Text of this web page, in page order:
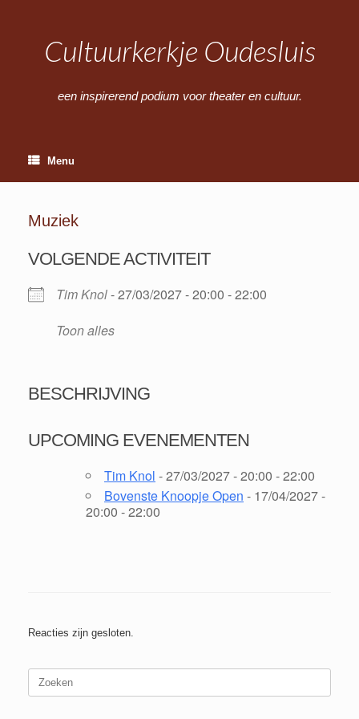
Cultuurkerkje Oudesluis
een inspirerend podium voor theater en cultuur.
Menu
Muziek
VOLGENDE ACTIVITEIT
Tim Knol- 27/03/2027 - 20:00 - 22:00
Toon alles
BESCHRIJVING
UPCOMING EVENEMENTEN
Tim Knol - 27/03/2027 - 20:00 - 22:00
Bovenste Knoopje Open - 17/04/2027 -
20:00 - 22:00
Reacties zijn gesloten.
Zoeken